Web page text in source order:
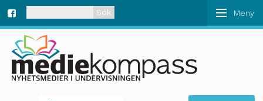
ce
När automatisk komplettering av resultat är